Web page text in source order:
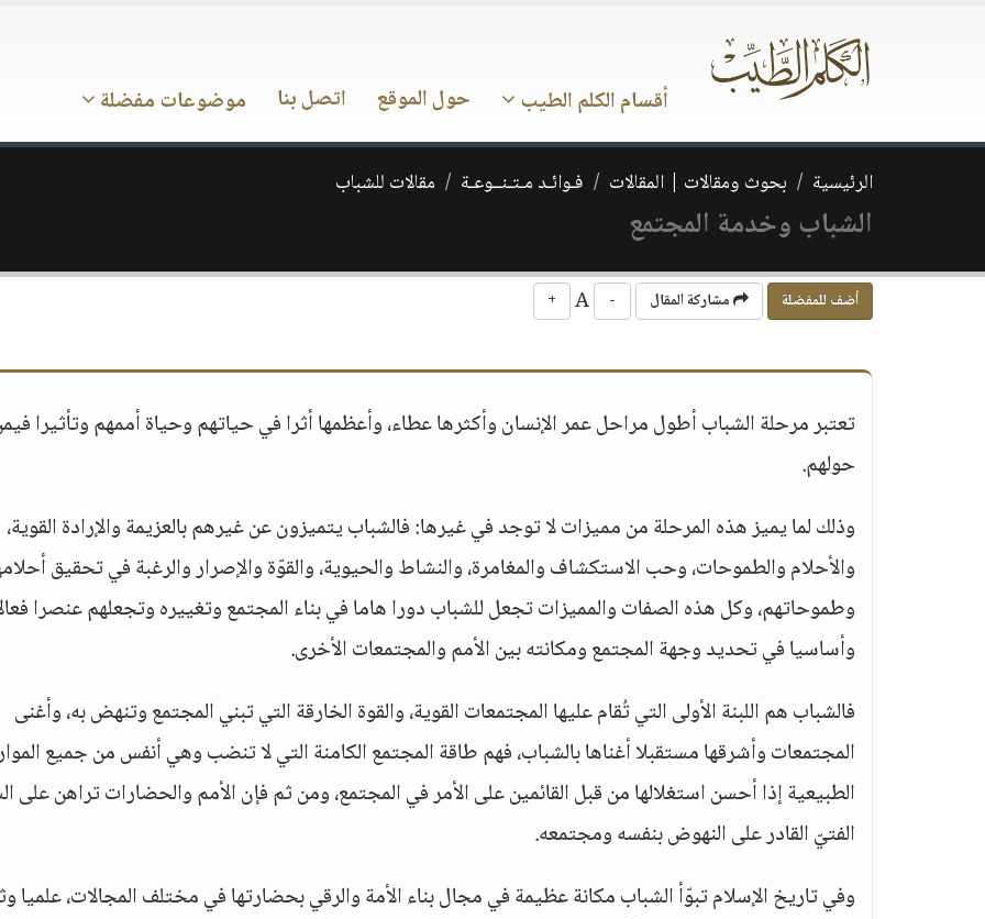
أقسام الكلم الطيب حول الموقع اتصل بنا موضوعات مفضلة
الرئيسية بحوث ومقالات | المقالات فـوائـد مـتـنــوعـة مقالات للشباب
الشباب وخدمة المجتمع
أضف للمفضلة مشاركة المقال -
+
تعتبر مرحلة الشباب أطول مراحل عمر الإنسان وأكثرها عطاء، وأعظمها أثرا في حياتهم وحياة أممهم وتأثيرا
حولهم.
وذلك لما يميز هذه المرحلة من مميزات لا توجد في غيرها: فالشباب يتميزون عن غيرهم بالعزيمة والإرادة القوية،
والأحلام والطموحات، وحب الاستكشاف والمغامرة، والنشاط والحيوية، والقوّة والإصرار والرغبة في تحقيق
وطموحاتهم، وكل هذه الصفات والمميزات تجعل للشباب دورا هاما في بناء المجتمع وتغييره وتجعلهم عنصرا
وأساسيا في تحديد وجهة المجتمع ومكانته بين الأمم والمجتمعات الأخرى.
فالشباب هم اللبنة الأولى التي تُقام عليها المجتمعات القوية، والقوة الخارقة التي تبني المجتمع وتنهض به، وأغنى
المجتمعات وأشرقها مستقبلا أغناها بالشباب، فهم طاقة المجتمع الكامنة التي لا تنضب وهي أنفس من جميع
الطبيعية إذا أحسن استغلالها من قبل القائمين على الأمر في المجتمع، ومن ثم فإن الأمم والحضارات تراهن على
الفتيّ القادر على النهوض بنفسه ومجتمعه.
وفي تاريخ الإسلام تبوّأ الشباب مكانة عظيمة في مجال بناء الأمة والرقي بحضارتها في مختلف المجالات، علميا